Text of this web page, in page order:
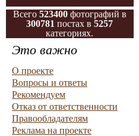
Всего 523400 фотографий в
300781 постах в5257
категориях.
Это важно
О проекте
Вопросы и ответы
Рекомендуем
Отказ от ответственности
Правообладателям
Реклама на проекте